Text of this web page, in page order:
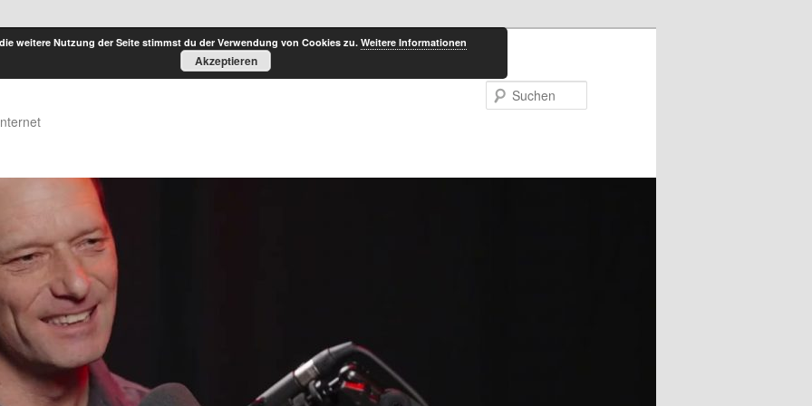
weitere Nutzung der Seite stimmst du der Verwendung von Cookies zu. Weitere Informationen
Akzeptieren